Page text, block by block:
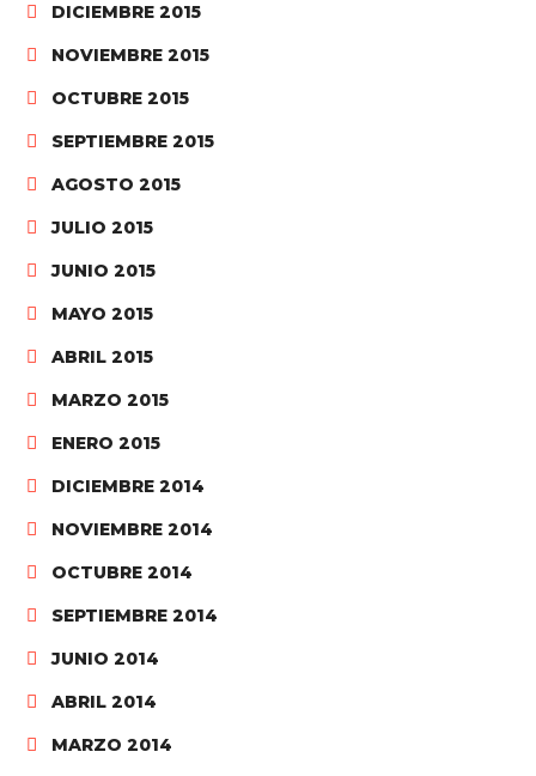
DICIEMBRE 2015
NOVIEMBRE 2015
OCTUBRE 2015
SEPTIEMBRE 2015
AGOSTO 2015
JULIO 2015
JUNIO 2015
MAYO 2015
ABRIL 2015
MARZO 2015
ENERO 2015
DICIEMBRE 2014
NOVIEMBRE 2014
OCTUBRE 2014
SEPTIEMBRE 2014
JUNIO 2014
ABRIL 2014
MARZO 2014